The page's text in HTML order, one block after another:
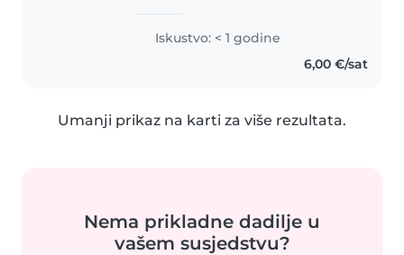
caring for babies, toddlers, and
preschoolers, and I'm
comfortable with pets, chores,
Iskustvo: < 1 godine
6,00 €/sat
Umanji prikaz na karti za više rezultata.
Nema prikladne dadilje u
vašem susjedstvu?